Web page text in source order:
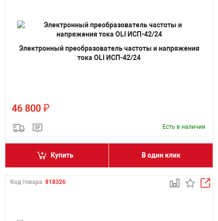
Электронный преобразователь частоты и напряжения
тока OLI ИСП-42/24
46 800 ₽
Есть в наличии
Купить В один клик
Код товара: 818326